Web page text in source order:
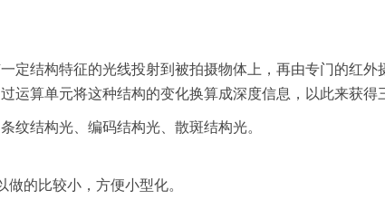
定结构特征的光线投射到被拍摄物体上，再由专门的红
运算单元将这种结构的变化换算成深度信息，以此来获得
纹结构光、编码结构光、散斑结构光。
的比较小，方便小型化。